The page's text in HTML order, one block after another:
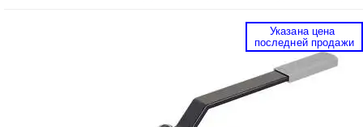
Указана цена
последней продажи